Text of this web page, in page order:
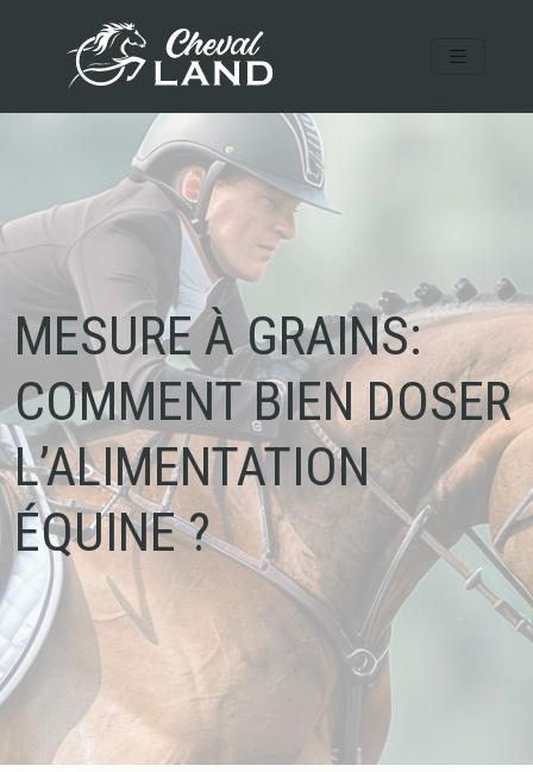
MESURE À GRAINS:
COMMENT BIEN DOSER
L’ALIMENTATION
ÉQUINE ?